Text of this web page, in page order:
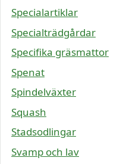
Specialartiklar
Specialträdgårdar
Specifika gräsmattor
Spenat
Spindelväxter
Squash
Stadsodlingar
Svamp och lav